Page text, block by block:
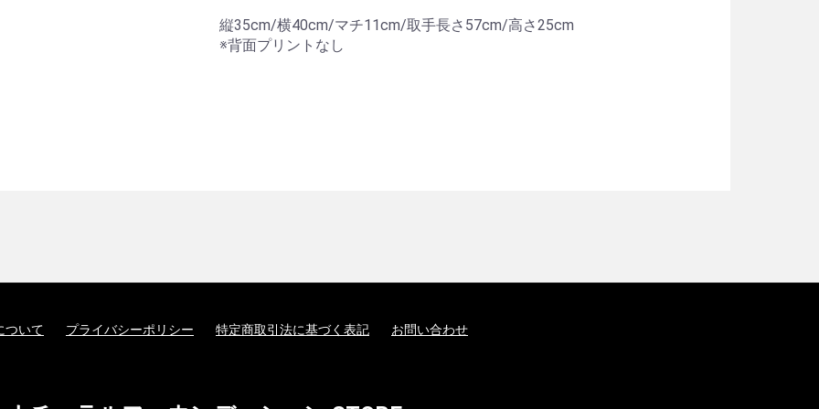
縦35cm/横40cm/マチ11cm/取手長さ57cm/高さ25cm
※背面プリントなし
ついて プライバシーポリシー 特定商取引法に基づく表記 お問い合わせ